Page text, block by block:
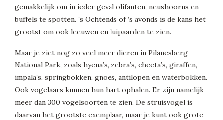
gemakkelijk om in ieder geval olifanten, neushoorns en
buffels te spotten. ’s Ochtends of ’s avonds is de kans het
grootst om ook leeuwen en luipaarden te zien.
Maar je ziet nog zo veel meer dieren in Pilanesberg
National Park, zoals hyena’s, zebra’s, cheeta’s, giraffen,
impala’s, springbokken, gnoes, antilopen en waterbokken.
Ook vogelaars kunnen hun hart ophalen. Er zijn namelijk
meer dan 300 vogelsoorten te zien. De struisvogel is
daarvan het grootste exemplaar, maar je kunt ook grote